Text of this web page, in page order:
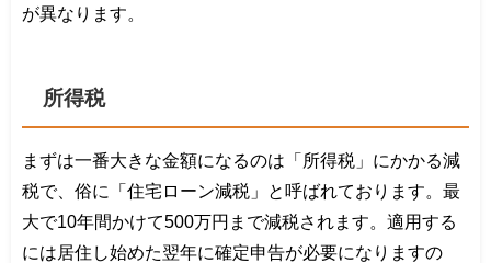
が異なります。
所得税
まずは一番大きな金額になるのは「所得税」にかかる減
税で、俗に「住宅ローン減税」と呼ばれております。最
大で10年間かけて500万円まで減税されます。適用する
には居住し始めた翌年に確定申告が必要になりますの